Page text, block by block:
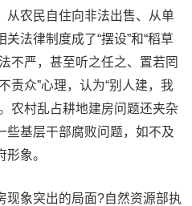
从农民自住向非法出售、从单
法律制度成了“摆设”和“稻草
不严，甚至听之任之、置若罔
责众”心理，认为“别人建，我
农村乱占耕地建房问题还夹杂
些基层干部腐败问题，如不及
象。
现象突出的局面?自然资源部执